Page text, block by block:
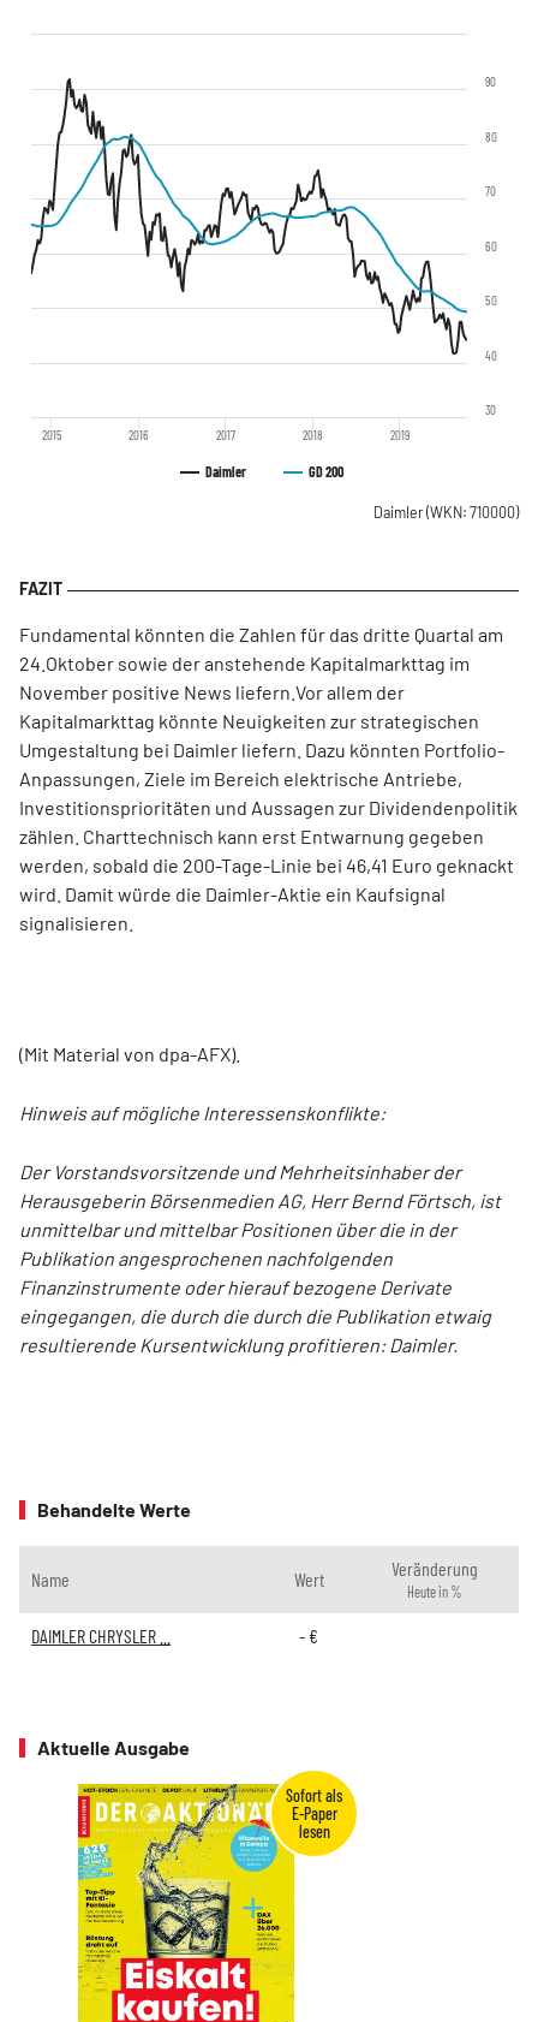
Daimler GD 200
2015 2016 2017 2018 2019
30
40
50
60
70
80
90
Daimler(WKN: 710000)
Fundamental könnten die Zahlen für das dritte Quartal am
24.Oktober sowie der anstehende Kapitalmarkttag im
November positive News liefern.Vor allem der
Kapitalmarkttag könnte Neuigkeiten zur strategischen
Umgestaltung bei Daimler liefern. Dazu könnten Portfolio-
Anpassungen, Ziele im Bereich elektrische Antriebe,
Investitionsprioritäten und Aussagen zur Dividendenpolitik
zählen. Charttechnisch kann erst Entwarnung gegeben
werden, sobald die 200-Tage-Linie bei 46,41 Euro geknackt
wird. Damit würde die Daimler-Aktie ein Kaufsignal
signalisieren.
(Mit Material von dpa-AFX).
Hinweis auf mögliche Interessenskonflikte:
Der Vorstandsvorsitzende und Mehrheitsinhaber der
Herausgeberin Börsenmedien AG, Herr Bernd Förtsch, ist
unmittelbar und mittelbar Positionen über die in der
Publikation angesprochenen nachfolgenden
Finanzinstrumente oder hierauf bezogene Derivate
eingegangen, die durch die durch die Publikation etwaig
resultierende Kursentwicklung profitieren: Daimler.
Behandelte Werte
Name Wert Veränderung
Heute in %
DAIMLER CHRYSLER ... - €
Aktuelle Ausgabe